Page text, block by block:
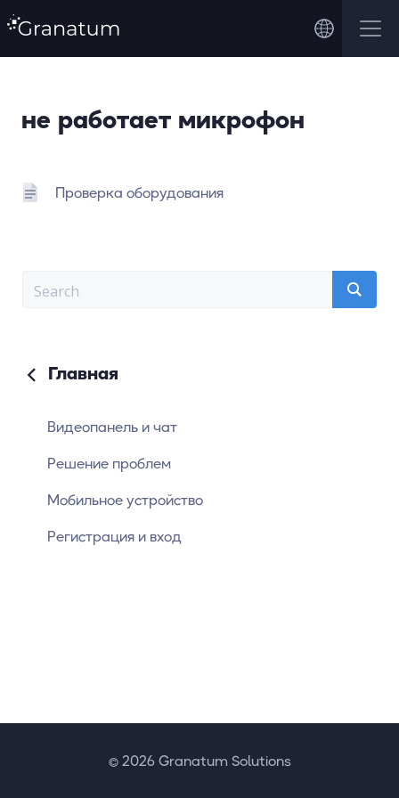
не работает микрофон
Проверка оборудования
Главная
Видеопанель и чат
Решение проблем
Мобильное устройство
Регистрация и вход
© 2026 Granatum Solutions